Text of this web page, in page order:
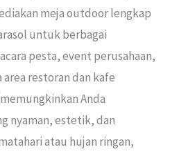
meja outdoor lengkap
untuk berbagai
pesta, event perusahaan,
restoran dan kafe
Anda
nyaman, estetik, dan
atau hujan ringan,